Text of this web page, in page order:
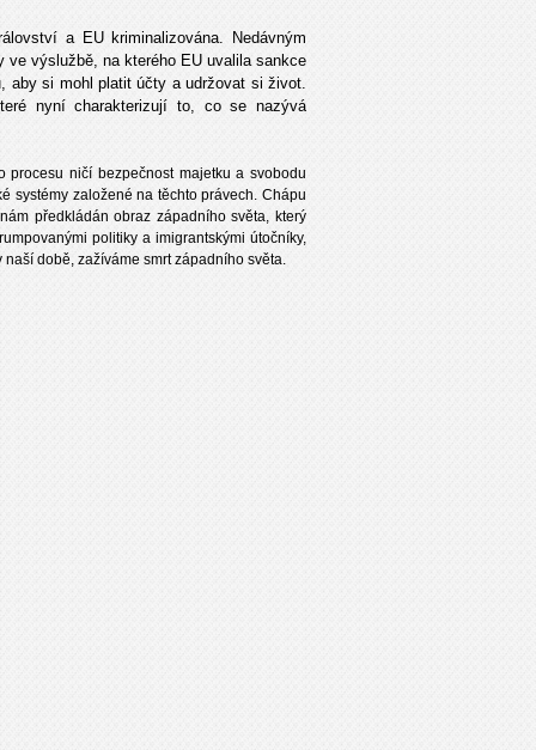
a EU kriminalizována. Nedávným
výslužbě, na kterého EU uvalila sankce
aby si mohl platit účty a udržovat si život.
nyní charakterizují to, co se nazývá
ničí bezpečnost majetku a svobodu
systémy založené na těchto právech. Chápu
předkládán obraz západního světa, který
politiky a imigrantskými útočníky,
době, zažíváme smrt západního světa.